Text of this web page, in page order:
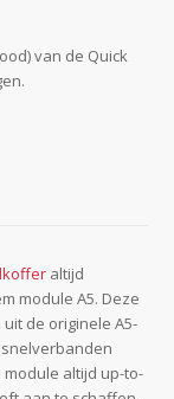
van de Quick
altijd
module A5. Deze
de originele A5-
altijd up-to-